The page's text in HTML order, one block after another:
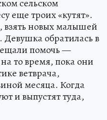
сельском
еще троих «кутят».
новых малышей
Девушка обратилась в
помочь —
то время, пока они
ветврача,
месяца. Когда
и выпустят туда,